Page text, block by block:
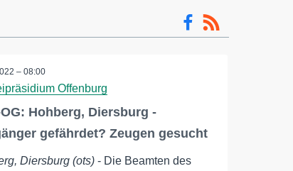
– 08:00
Offenburg
Hohberg, Diersburg -
gefährdet? Zeugen gesucht
Diersburg (ots) - Die Beamten des